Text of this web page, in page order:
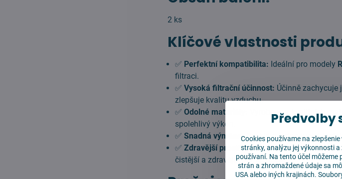
2 ks
Klíčové vlastnosti
✅ Perfektní kompatibilita: Ideální pro modely
filtraci.
✅Vysoká filtrační účinnost: Účinně zachycuje
zlepšuje kvalitu vzduchu.
✅Odolné materiály:
Vyrobeno z kvalitních
spolehlivý výkon.
✅Snadná výměna:Rychlá a jednoduchá
✅Zdravější prostředí:Snižuje množství
čistější a zdravější domácnosti.
Předvolby
Cookies používame na
stránky, analýzu jej výkonnosti
používaní. Na tento účel
strán a zhromaždené údaje sa
USA alebo iných krajinách.